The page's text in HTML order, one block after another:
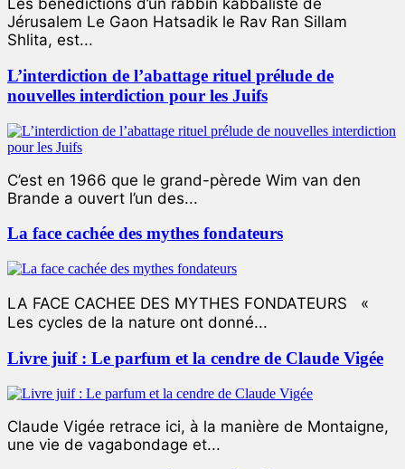
Les bénédictions d’un rabbin kabbaliste de
Jérusalem Le Gaon Hatsadik le Rav Ran Sillam
Shlita, est...
L’interdiction de l’abattage rituel prélude de
nouvelles interdiction pour les Juifs
C’est en 1966 que le grand-pèrede Wim van den
Brande a ouvert l’un des...
La face cachée des mythes fondateurs
LA FACE CACHEE DES MYTHES FONDATEURS «
Les cycles de la nature ont donné...
Livre juif : Le parfum et la cendre de Claude Vigée
Claude Vigée retrace ici, à la manière de Montaigne,
une vie de vagabondage et...